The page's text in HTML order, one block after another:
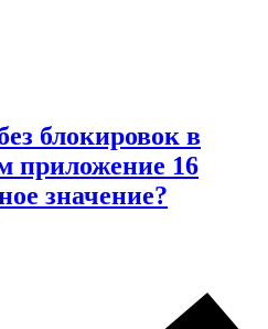
блокировок в
приложение 16
значение?